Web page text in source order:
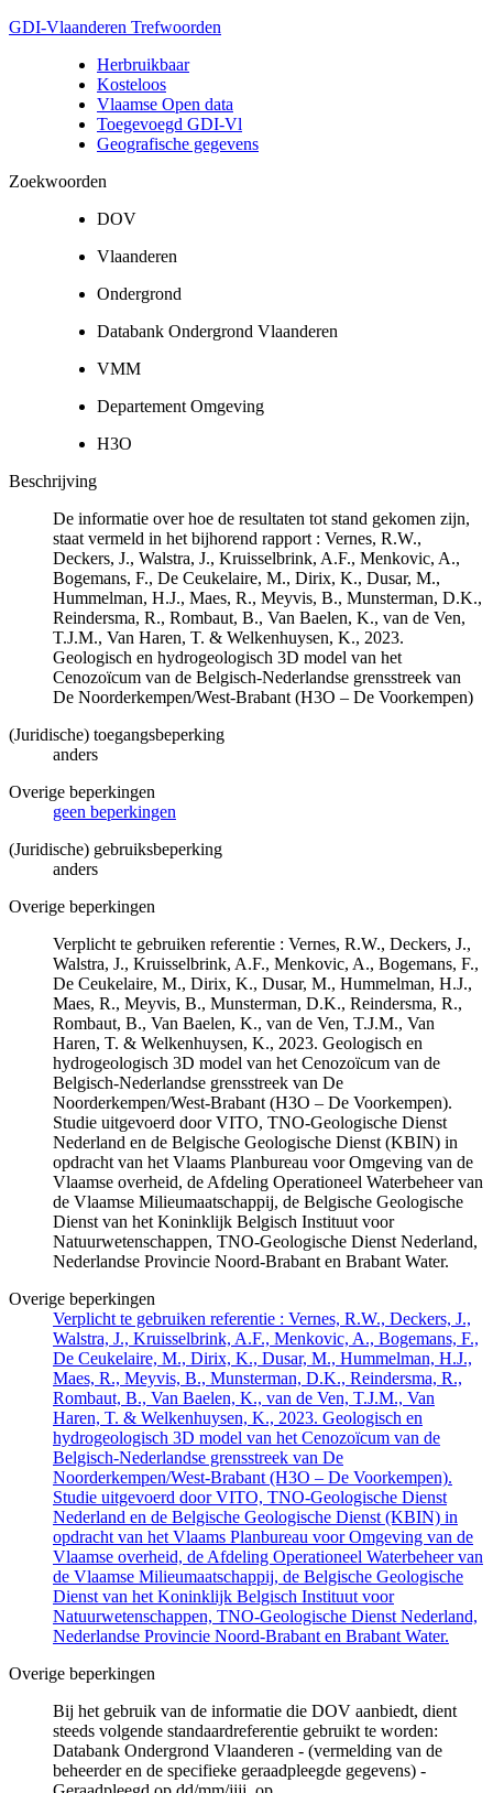
GDI-Vlaanderen Trefwoorden
Herbruikbaar
Kosteloos
Vlaamse Open data
Toegevoegd GDI-Vl
Geografische gegevens
Zoekwoorden
DOV
Vlaanderen
Ondergrond
Databank Ondergrond Vlaanderen
VMM
Departement Omgeving
H3O
Beschrijving
De informatie over hoe de resultaten tot stand gekomen zijn,
staat vermeld in het bijhorend rapport : Vernes, R.W.,
Deckers, J., Walstra, J., Kruisselbrink, A.F., Menkovic, A.,
Bogemans, F., De Ceukelaire, M., Dirix, K., Dusar, M.,
Hummelman, H.J., Maes, R., Meyvis, B., Munsterman, D.K.,
Reindersma, R., Rombaut, B., Van Baelen, K., van de Ven,
T.J.M., Van Haren, T. & Welkenhuysen, K., 2023.
Geologisch en hydrogeologisch 3D model van het
Cenozoïcum van de Belgisch-Nederlandse grensstreek van
De Noorderkempen/West-Brabant (H3O – De Voorkempen)
(Juridische) toegangsbeperking
anders
Overige beperkingen
geen beperkingen
(Juridische) gebruiksbeperking
anders
Overige beperkingen
Verplicht te gebruiken referentie : Vernes, R.W., Deckers, J.,
Walstra, J., Kruisselbrink, A.F., Menkovic, A., Bogemans, F.,
De Ceukelaire, M., Dirix, K., Dusar, M., Hummelman, H.J.,
Maes, R., Meyvis, B., Munsterman, D.K., Reindersma, R.,
Rombaut, B., Van Baelen, K., van de Ven, T.J.M., Van
Haren, T. & Welkenhuysen, K., 2023. Geologisch en
hydrogeologisch 3D model van het Cenozoïcum van de
Belgisch-Nederlandse grensstreek van De
Noorderkempen/West-Brabant (H3O – De Voorkempen).
Studie uitgevoerd door VITO, TNO-Geologische Dienst
Nederland en de Belgische Geologische Dienst (KBIN) in
opdracht van het Vlaams Planbureau voor Omgeving van de
Vlaamse overheid, de Afdeling Operationeel Waterbeheer van
de Vlaamse Milieumaatschappij, de Belgische Geologische
Dienst van het Koninklijk Belgisch Instituut voor
Natuurwetenschappen, TNO-Geologische Dienst Nederland,
Nederlandse Provincie Noord-Brabant en Brabant Water.
Overige beperkingen
Verplicht te gebruiken referentie : Vernes, R.W., Deckers, J.,
Walstra, J., Kruisselbrink, A.F., Menkovic, A., Bogemans, F.,
De Ceukelaire, M., Dirix, K., Dusar, M., Hummelman, H.J.,
Maes, R., Meyvis, B., Munsterman, D.K., Reindersma, R.,
Rombaut, B., Van Baelen, K., van de Ven, T.J.M., Van
Haren, T. & Welkenhuysen, K., 2023. Geologisch en
hydrogeologisch 3D model van het Cenozoïcum van de
Belgisch-Nederlandse grensstreek van De
Noorderkempen/West-Brabant (H3O – De Voorkempen).
Studie uitgevoerd door VITO, TNO-Geologische Dienst
Nederland en de Belgische Geologische Dienst (KBIN) in
opdracht van het Vlaams Planbureau voor Omgeving van de
Vlaamse overheid, de Afdeling Operationeel Waterbeheer van
de Vlaamse Milieumaatschappij, de Belgische Geologische
Dienst van het Koninklijk Belgisch Instituut voor
Natuurwetenschappen, TNO-Geologische Dienst Nederland,
Nederlandse Provincie Noord-Brabant en Brabant Water.
Overige beperkingen
Bij het gebruik van de informatie die DOV aanbiedt, dient
steeds volgende standaardreferentie gebruikt te worden:
Databank Ondergrond Vlaanderen - (vermelding van de
beheerder en de specifieke geraadpleegde gegevens) -